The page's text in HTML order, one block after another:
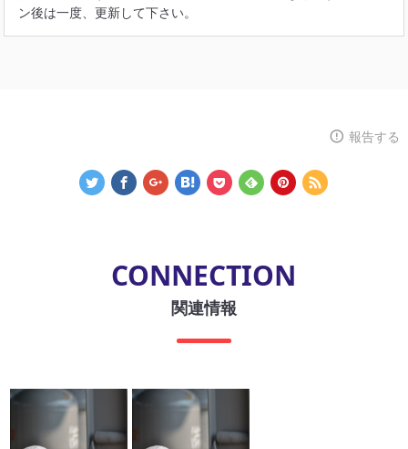
ン後は一度、更新して下さい。
報告する
CONNECTION
関連情報